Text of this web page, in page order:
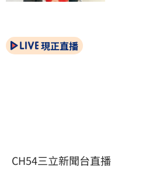
現正直播
CH54三立新聞台直播